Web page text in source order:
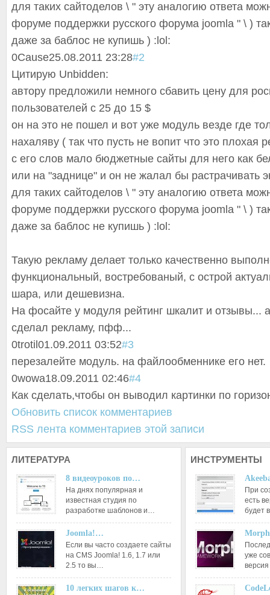
для таких сайтоделов \ " эту аналогию ответа
форуме поддержки русского форума joomla " \ )
даже за баблос не купишь ) :lol:
0Cause25.08.2011 23:28#2
Цитирую Unbidden:
автору предложили немного сбавить цену для
пользователей с 25 до 15 $
он на это не пошел и вот уже модуль везде где
нахаляву ( так что пусть не вопит что это плохая
с его слов мало бюджетные сайты для него как
или на "заднице" и он не жалал бы растрачивать
для таких сайтоделов \ " эту аналогию ответа
форуме поддержки русского форума joomla " \ )
даже за баблос не купишь ) :lol:
Такую рекламу делает только качественно
функциональный, востребованый, с острой
шара, или дешевизна.
На фосайте у модуля рейтинг шкалит и отзывы... а
сделал рекламу, пфф...
0trotil 01.09.2011 03:52#3
перезалейте модуль. на файлообменнике его нет.
0wowa18.09.2011 02:46#4
Как сделать,чтобы он выводил картинки по
Обновить список комментариев
RSS лента комментариев этой записи
ЛИТЕРАТУРА
8 видеоуроков по…
На днях популярная и
известная студия по
разработке шаблонов и…
Joomla!…
Если вы часто создаете сайты
на CMS Joomla! 1.6, 1.7 или
2.5 то вы…
10 легких шагов к…
ИНСТРУМЕНТЫ
При
есть
будет
уже